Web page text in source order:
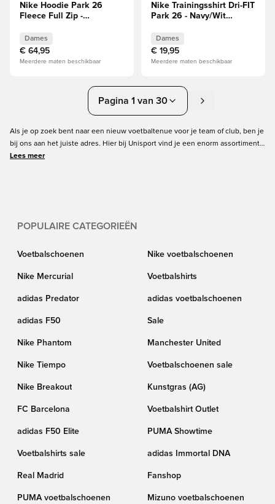
Nike Hoodie Park 26
Fleece Full Zip -
Dames
€ 64,95
Meerdere maten beschikbaar
Nike Trainingsshirt Dri-FIT
Park 26 - Navy/Wit
Dames
€ 19,95
Meerdere maten beschikbaar
Pagina 1 van 30
Als je op zoek bent naar een nieuw voetbaltenue voor je team of club, ben je
bij ons aan het juiste adres. Hier bij Unisport vind je een enorm assortiment
shirts, shorts, kousen, trainingspakken en nog veel meer. Kies uit veel maten
Lees meer
POPULAIRE CATEGORIEËN
Voetbalschoenen Nike voetbalschoenen
Nike Mercurial Voetbalshirts
adidas Predator adidas voetbalschoenen
adidas F50 Sale
Nike Phantom Manchester United
Nike Tiempo Voetbalschoenen sale
Nike Breakout Kunstgras (AG)
FC Barcelona Voetbalshirt Outlet
adidas F50 Elite PUMA Showtime
Voetbalshirts sale adidas Immortal DNA
Real Madrid Fanshop
PUMA voetbalschoenen Mizuno voetbalschoenen